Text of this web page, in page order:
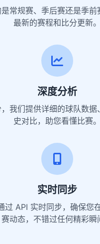
常规赛、季后赛还是季
最新的赛程和比分更新。
深度分析
我们提供详细的球队数
史对比，助您看懂比赛。
实时同步
过 API 实时同步，确保您
赛动态，不错过任何精彩瞬